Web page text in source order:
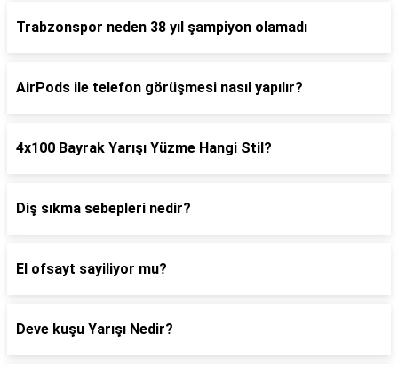
Trabzonspor neden 38 yıl şampiyon olamadı
AirPods ile telefon görüşmesi nasıl yapılır?
4x100 Bayrak Yarışı Yüzme Hangi Stil?
Diş sıkma sebepleri nedir?
El ofsayt sayiliyor mu?
Deve kuşu Yarışı Nedir?